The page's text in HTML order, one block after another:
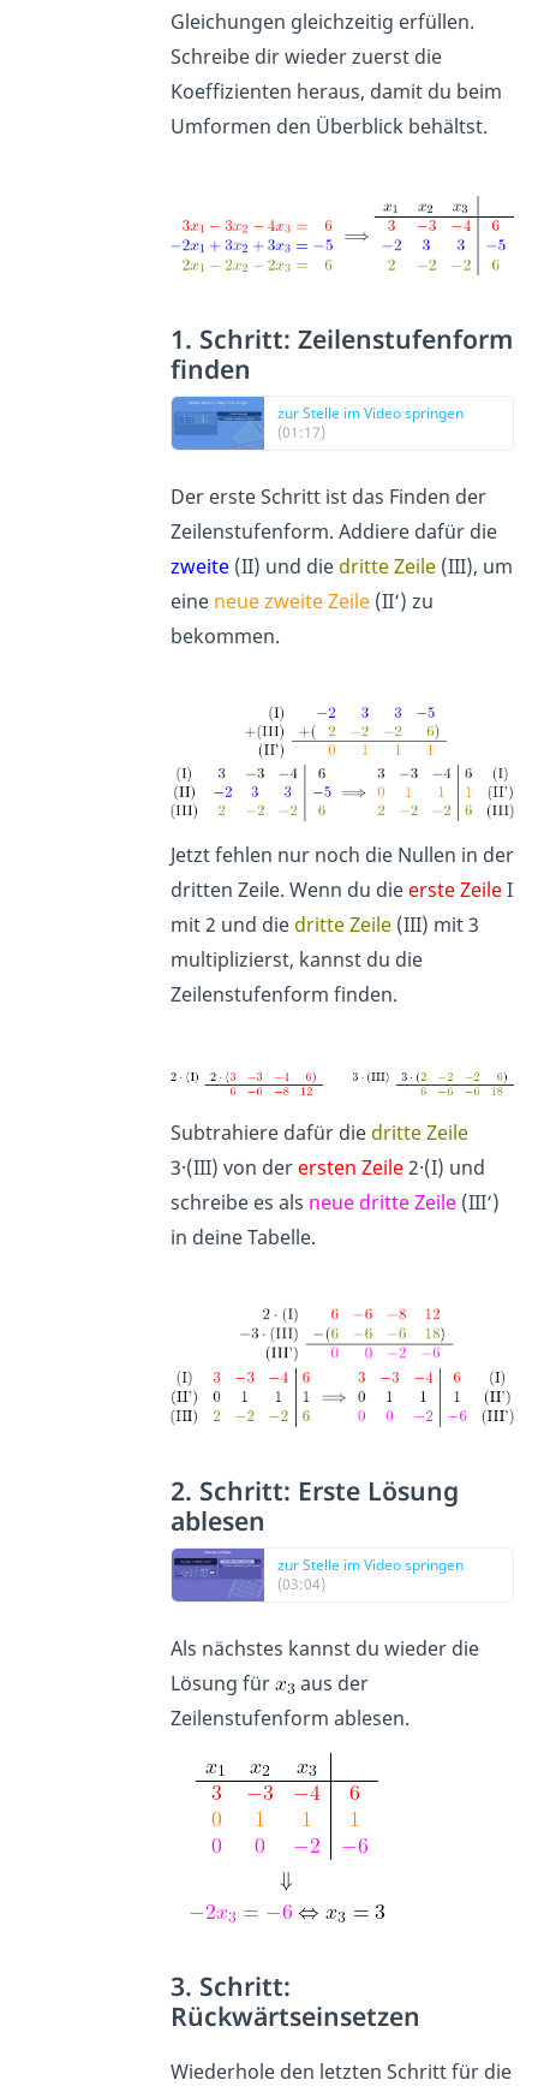
Gleichungen gleichzeitig erfüllen.
Schreibe dir wieder zuerst die
Koeffizienten heraus, damit du beim
Umformen den Überblick behältst.
1. Schritt: Zeilenstufenform
finden
zur Stelle im Video springen
(01:17)
Der erste Schritt ist das Finden der
Zeilenstufenform. Addiere dafür die
zweite(II) und die dritte Zeile(III), um
eine neue zweite Zeile(II‘) zu
bekommen.
Jetzt fehlen nur noch die Nullen in der
dritten Zeile. Wenn du die erste ZeileI
mit 2 und die dritte Zeile(III) mit 3
multiplizierst, kannst du die
Zeilenstufenform finden.
Subtrahiere dafür die dritte Zeile
3·(III) von der ersten Zeile2·(I) und
schreibe es als neue dritte Zeile(III‘)
in deine Tabelle.
2. Schritt: Erste Lösung
ablesen
zur Stelle im Video springen
(03:04)
Als nächstes kannst du wieder die
Lösung für
aus der
Zeilenstufenform ablesen.
3. Schritt:
Rückwärtseinsetzen
Wiederhole den letzten Schritt für die